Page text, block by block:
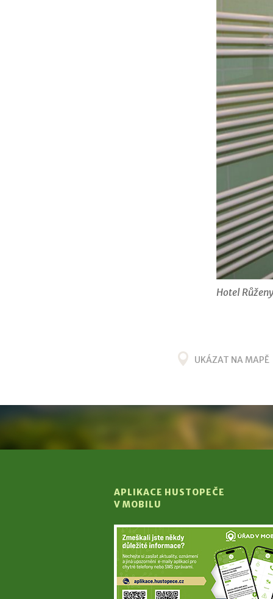
Hotel
UKÁZAT NA MAPĚ
APLIKACE HUSTOPEČE
V MOBILU